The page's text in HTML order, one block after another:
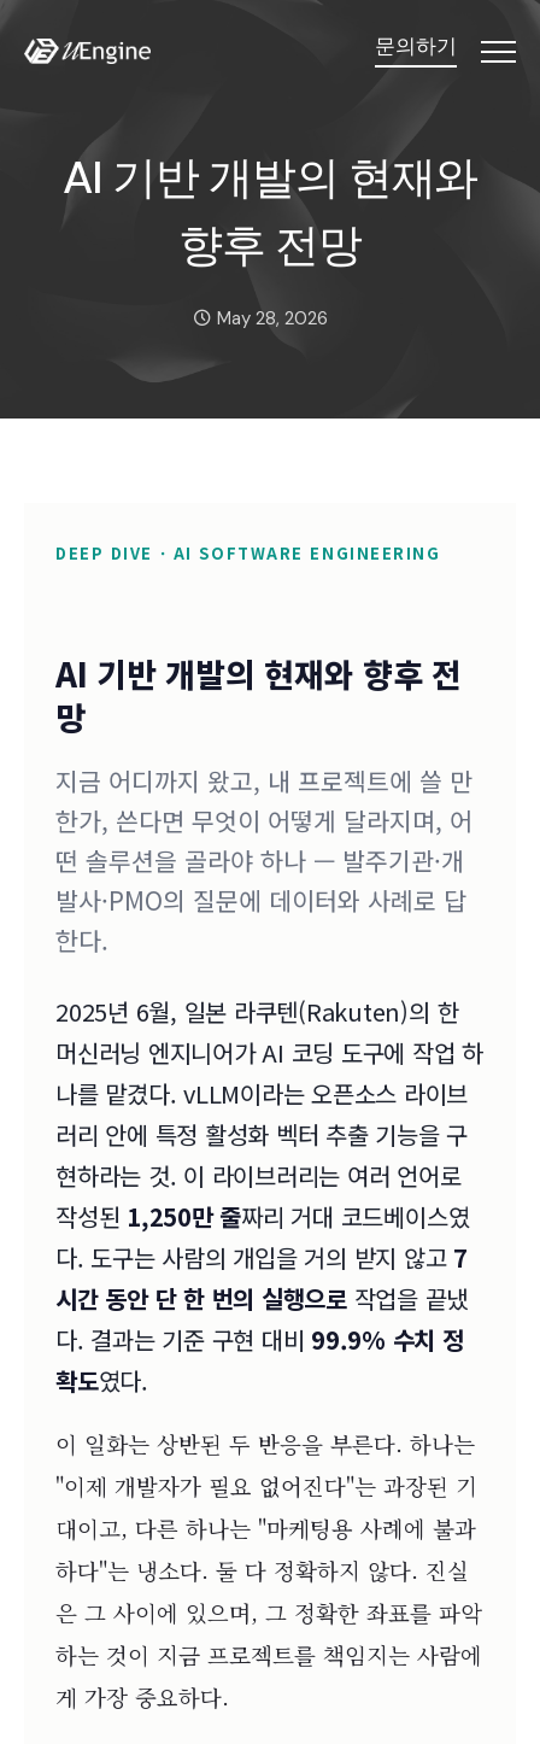
문의하기
Menu
AI 기반 개발의 현재와
AI 기반개발의 현재와
향후 전망
Date:
May 28, 2026
DEEP DIVE · AI SOFTWARE ENGINEERING
AI 기반 개발의 현재와 향후 전
망
지금 어디까지 왔고, 내 프로젝트에 쓸 만
한가, 쓴다면 무엇이 어떻게 달라지며, 어
떤 솔루션을 골라야 하나 — 발주기관·개
발사·PMO의 질문에 데이터와 사례로 답
한다.
2025년 6월, 일본 라쿠텐(Rakuten)의 한
머신러닝 엔지니어가 AI 코딩 도구에 작업 하
나를 맡겼다. vLLM이라는 오픈소스 라이브
러리 안에 특정 활성화 벡터 추출 기능을 구
현하라는 것. 이 라이브러리는 여러 언어로
작성된 1,250만 줄짜리 거대 코드베이스였
다. 도구는 사람의 개입을 거의 받지 않고 7
시간 동안 단 한 번의 실행으로작업을 끝냈
다. 결과는 기준 구현 대비 99.9% 수치 정
확도였다.
이 일화는 상반된 두 반응을 부른다. 하나는
"이제 개발자가 필요 없어진다"는 과장된 기
대이고, 다른 하나는 "마케팅용 사례에 불과
하다"는 냉소다. 둘 다 정확하지 않다. 진실
은 그 사이에 있으며, 그 정확한 좌표를 파악
하는 것이 지금 프로젝트를 책임지는 사람에
게 가장 중요하다.